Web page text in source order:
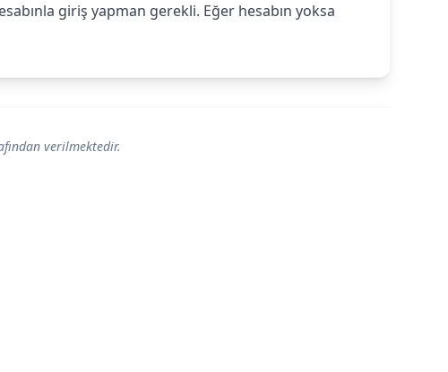
giriş yapman gerekli. Eğer hesabın yoksa
verilmektedir.